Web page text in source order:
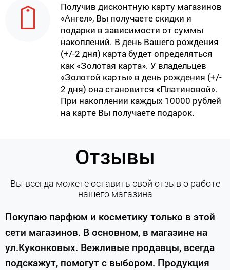
Получив дисконтную карту магазинов
«Ангел», Вы получаете скидки и
подарки в зависимости от суммы
накоплений. В день Вашего рождения
(+/-2 дня) карта будет определяться
как «Золотая карта». У владельцев
«Золотой карты» в день рождения (+/-
2 дня) она становится «Платиновой».
При накоплении каждых 10000 рублей
на карте Вы получаете подарок.
Отзывы
Вы всегда можете оставить свой отзыв о работе
нашего магазина
Покупаю парфюм и косметику только в этой
сети магазинов. В основном, в магазине на
ул.Куконковых. Вежливые продавцы, всегда
подскажут, помогут с выбором. Продукция